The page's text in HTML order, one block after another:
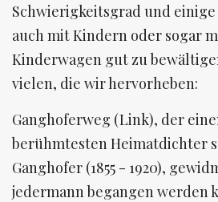
Schwierigkeitsgrad und
auch mit Kindern oder sogar
Kinderwagen gut zu
vielen, die wir hervorheben:
Ganghoferweg (Link), der
berühmtesten Heimatdichter
Ganghofer (1855 - 1920),
jedermann begangen werden